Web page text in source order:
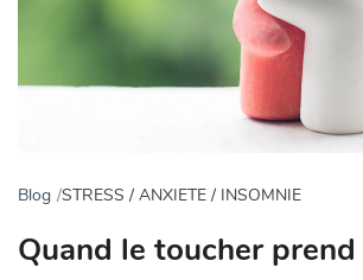
Blog STRESS / ANXIETE / INSOMNIE
Quand le toucher